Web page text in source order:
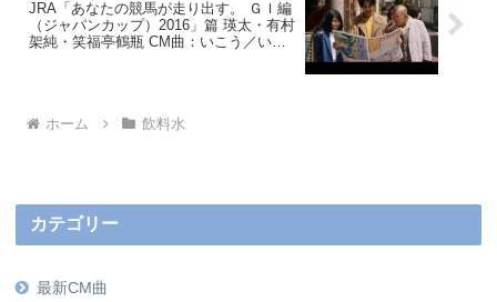
JRA「あなたの競馬が走り出す。 ＧＩ編
（ジャパンカップ）2016」篇 瑛太・有村
架純・笑福亭鶴瓶 CM曲：いこう／いき
ホーム 飲料水
カテゴリー
最新CM曲